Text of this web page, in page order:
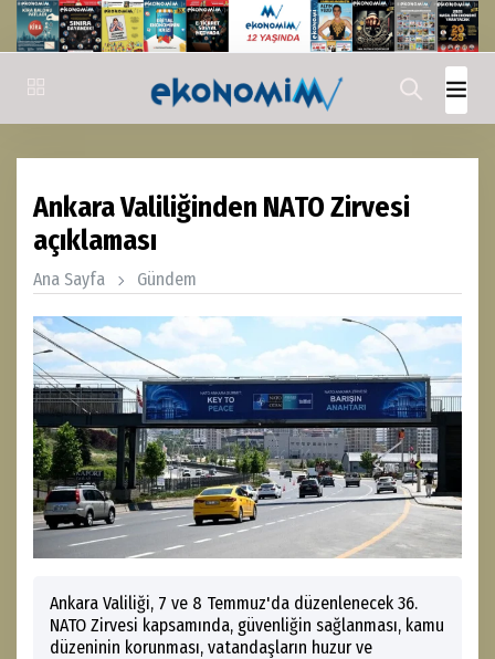
Ankara Valiliğinden NATO Zirvesi
açıklaması
Ana Sayfa Gündem
Ankara Valiliği, 7 ve 8 Temmuz'da düzenlenecek 36.
NATO Zirvesi kapsamında, güvenliğin sağlanması, kamu
düzeninin korunması, vatandaşların huzur ve